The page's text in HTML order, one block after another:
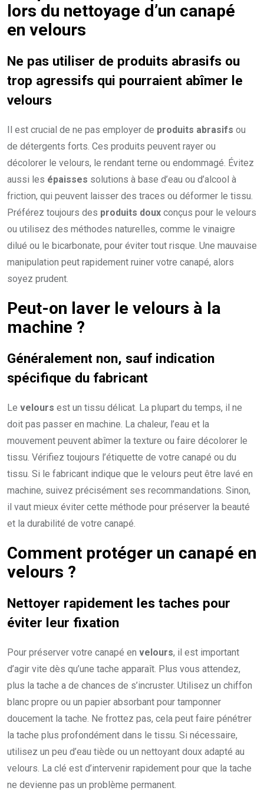
lors du nettoyage d’un canapé
en velours
Ne pas utiliser de produits abrasifs ou
trop agressifs qui pourraient abîmer le
velours
Il est crucial de ne pas employer de produits abrasifs ou
de détergents forts. Ces produits peuvent rayer ou
décolorer le velours, le rendant terne ou endommagé. Évitez
aussi les épaisses solutions à base d’eau ou d’alcool à
friction, qui peuvent laisser des traces ou déformer le tissu.
Préférez toujours des produits doux conçus pour le velours
ou utilisez des méthodes naturelles, comme le vinaigre
dilué ou le bicarbonate, pour éviter tout risque. Une mauvaise
manipulation peut rapidement ruiner votre canapé, alors
soyez prudent.
Peut-on laver le velours à la
machine ?
Généralement non, sauf indication
spécifique du fabricant
Le velours est un tissu délicat. La plupart du temps, il ne
doit pas passer en machine. La chaleur, l’eau et la
mouvement peuvent abîmer la texture ou faire décolorer le
tissu. Vérifiez toujours l’étiquette de votre canapé ou du
tissu. Si le fabricant indique que le velours peut être lavé en
machine, suivez précisément ses recommandations. Sinon,
il vaut mieux éviter cette méthode pour préserver la beauté
et la durabilité de votre canapé.
Comment protéger un canapé en
velours ?
Nettoyer rapidement les taches pour
éviter leur fixation
Pour préserver votre canapé en velours, il est important
d’agir vite dès qu’une tache apparaît. Plus vous attendez,
plus la tache a de chances de s’incruster. Utilisez un chiffon
blanc propre ou un papier absorbant pour tamponner
doucement la tache. Ne frottez pas, cela peut faire pénétrer
la tache plus profondément dans le tissu. Si nécessaire,
utilisez un peu d’eau tiède ou un nettoyant doux adapté au
velours. La clé est d’intervenir rapidement pour que la tache
ne devienne pas un problème permanent.